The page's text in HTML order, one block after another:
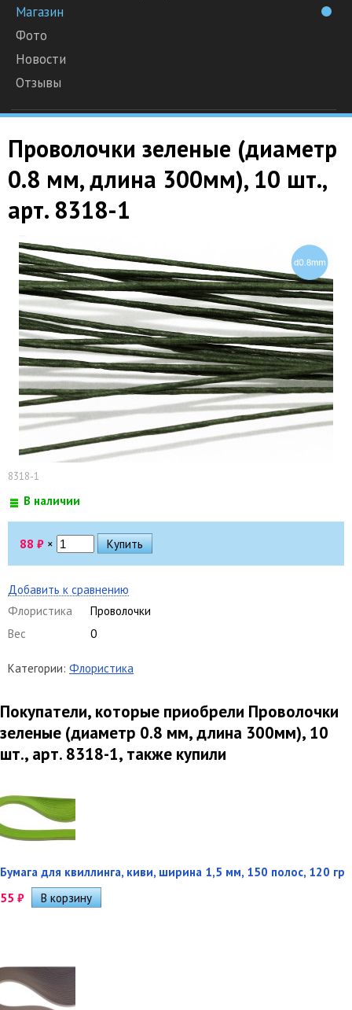
Магазин
Фото
Новости
Отзывы
Проволочки зеленые (диаметр
0.8 мм, длина 300мм), 10 шт.,
арт. 8318-1
8318-1
В наличии
88 ₽ ×
Добавить к сравнению
Флористика
Проволочки
Вес
0
Категории: Флористика
Покупатели, которые приобрели Проволочки
зеленые (диаметр 0.8 мм, длина 300мм), 10
шт., арт. 8318-1, также купили
Бумага для квиллинга, киви, ширина 1,5 мм, 150 полос, 120 гр
55 ₽